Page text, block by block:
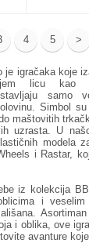
4 5 >
je igračaka koje
licu kao
samo
Simbol
maštovitih
uzrasta. U
modela
i Rastar,
iz kolekcija
i
i oblika, ove
avanture